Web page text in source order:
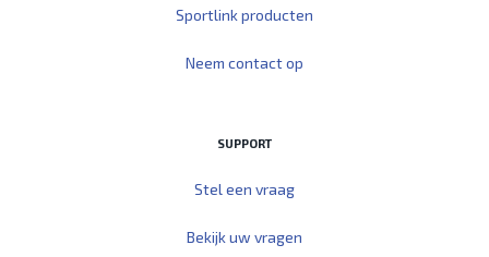
Sportlink producten
Neem contact op
SUPPORT
Stel een vraag
Bekijk uw vragen